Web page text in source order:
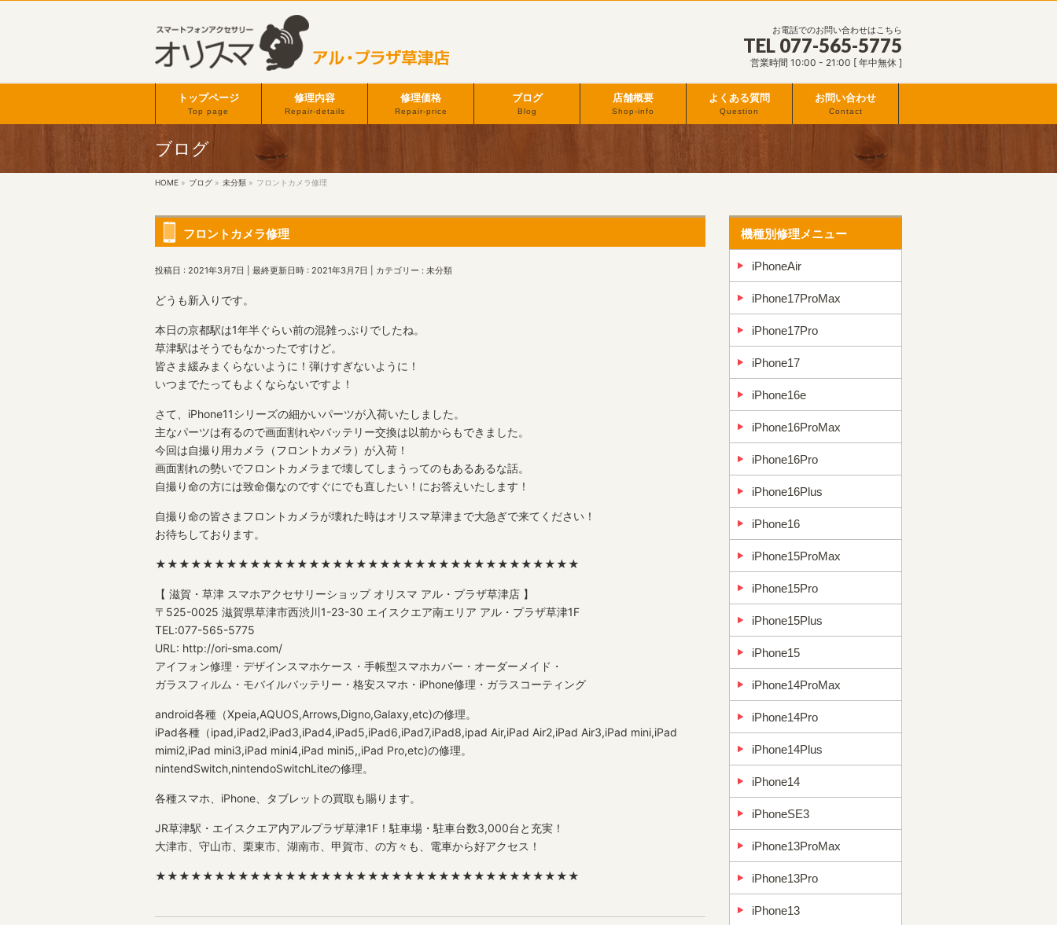
お電話でのお問い合わせはこちら
TEL 077-565-5775
営業時間 10:00 - 21:00 [ 年中無休 ]
トップページ
Top page
修理内容
Repair-details
修理価格
Repair-price
ブログ
Blog
店舗概要
Shop-info
よくある質問
Question
お問い合わせ
Contact
ブログ
HOME » ブログ » 未分類 » フロントカメラ修理
フロントカメラ修理
投稿日 : 2021年3月7日 最終更新日時 : 2021年3月7日 カテゴリー : 未分類
どうも新入りです。
本日の京都駅は1年半ぐらい前の混雑っぷりでしたね。
草津駅はそうでもなかったですけど。
皆さま緩みまくらないように！弾けすぎないように！
いつまでたってもよくならないですよ！
さて、iPhone11シリーズの細かいパーツが入荷いたしました。
主なパーツは有るので画面割れやバッテリー交換は以前からもできました。
今回は自撮り用カメラ（フロントカメラ）が入荷！
画面割れの勢いでフロントカメラまで壊してしまうってのもあるあるな話。
自撮り命の方には致命傷なのですぐにでも直したい！にお答えいたします！
自撮り命の皆さまフロントカメラが壊れた時はオリスマ草津まで大急ぎで来てください！
お待ちしております。
★★★★★★★★★★★★★★★★★★★★★★★★★★★★★★★★★★★★
【 滋賀・草津 スマホアクセサリーショップ オリスマ アル・プラザ草津店 】
〒525-0025 滋賀県草津市西渋川1-23-30 エイスクエア南エリア アル・プラザ草津1F
TEL:077-565-5775
URL: http://ori-sma.com/
アイフォン修理・デザインスマホケース・手帳型スマホカバー・オーダーメイド・
ガラスフィルム・モバイルバッテリー・格安スマホ・iPhone修理・ガラスコーティング
android各種（Xpeia,AQUOS,Arrows,Digno,Galaxy,etc)の修理。
iPad各種（ipad,iPad2,iPad3,iPad4,iPad5,iPad6,iPad7,iPad8,ipad Air,iPad Air2,iPad Air3,iPad mini,iPad
mimi2,iPad mini3,iPad mini4,iPad mini5,,iPad Pro,etc)の修理。
nintendSwitch,nintendoSwitchLiteの修理。
各種スマホ、iPhone、タブレットの買取も賜ります。
JR草津駅・エイスクエア内アルプラザ草津1F！駐車場・駐車台数3,000台と充実！
大津市、守山市、栗東市、湖南市、甲賀市、の方々も、電車から好アクセス！
★★★★★★★★★★★★★★★★★★★★★★★★★★★★★★★★★★★★
機種別修理メニュー
iPhoneAir
iPhone17ProMax
iPhone17Pro
iPhone17
iPhone16e
iPhone16ProMax
iPhone16Pro
iPhone16Plus
iPhone16
iPhone15ProMax
iPhone15Pro
iPhone15Plus
iPhone15
iPhone14ProMax
iPhone14Pro
iPhone14Plus
iPhone14
iPhoneSE3
iPhone13ProMax
iPhone13Pro
iPhone13